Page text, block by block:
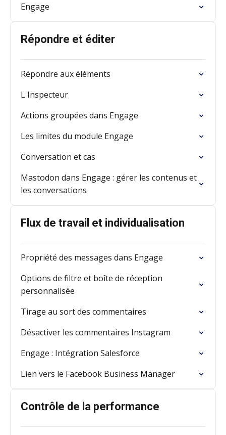
Engage
Répondre et éditer
Répondre aux éléments
L'Inspecteur
Actions groupées dans Engage
Les limites du module Engage
Conversation et cas
Mastodon dans Engage : gérer les contenus et
les conversations
Flux de travail et individualisation
Propriété des messages dans Engage
Options de filtre et boîte de réception
personnalisée
Tirage au sort des commentaires
Désactiver les commentaires Instagram
Engage : Intégration Salesforce
Lien vers le Facebook Business Manager
Contrôle de la performance